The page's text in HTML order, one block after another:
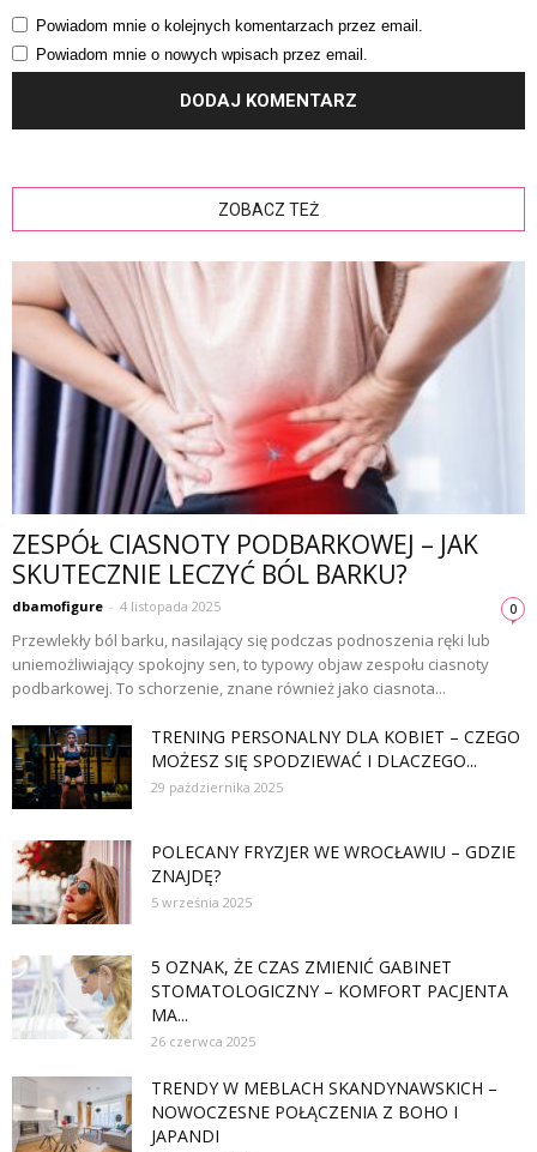
Powiadom mnie o kolejnych komentarzach przez email.
Powiadom mnie o nowych wpisach przez email.
ZOBACZ TEŻ
ZESPÓŁ CIASNOTY PODBARKOWEJ – JAK
SKUTECZNIE LECZYĆ BÓL BARKU?
dbamofigure - 4 listopada 2025 0
Przewlekły ból barku, nasilający się podczas podnoszenia ręki lub
uniemożliwiający spokojny sen, to typowy objaw zespołu ciasnoty
podbarkowej. To schorzenie, znane również jako ciasnota...
TRENING PERSONALNY DLA KOBIET – CZEGO
MOŻESZ SIĘ SPODZIEWAĆ I DLACZEGO...
29 października 2025
POLECANY FRYZJER WE WROCŁAWIU – GDZIE
ZNAJDĘ?
5 września 2025
5 OZNAK, ŻE CZAS ZMIENIĆ GABINET
STOMATOLOGICZNY – KOMFORT PACJENTA
MA...
26 czerwca 2025
TRENDY W MEBLACH SKANDYNAWSKICH –
NOWOCZESNE POŁĄCZENIA Z BOHO I
JAPANDI